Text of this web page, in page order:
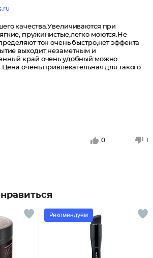
качества.Увеличиваются при
пружинистые,легко моются.Не
тон очень быстро,нет эффекта
выходит незаметным и
край очень удобный:можно
очень привлекательная для такого
0 1
Рекомендуем